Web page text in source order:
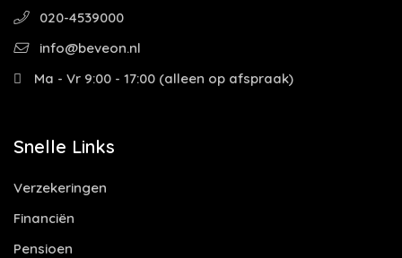
020-4539000
info@beveon.nl
Ma - Vr 9:00 - 17:00 (alleen op afspraak)
Snelle Links
Verzekeringen
Financiën
Pensioen